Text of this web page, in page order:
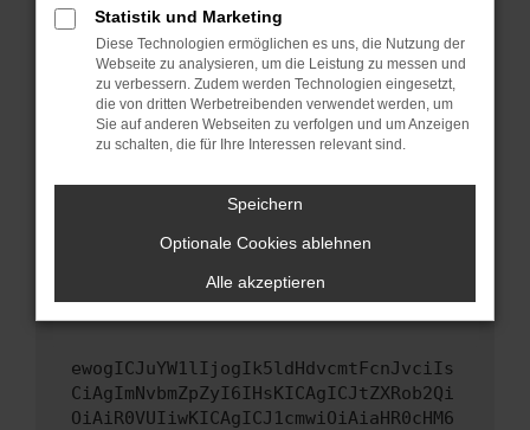
Betriebssystem auf dem neuesten Stand
sind.
Veraltete Software birgt nicht nur ein
Sicherheitsrisiko, sondern kann auch dazu
führen, dass bestimmte Funktionen nicht mehr
unterstützt werden.
Wende dich an den Webseitenbetreiber.
Wenn du alle oben genannten Schritte versucht
hast, kontaktiere uns bitte. Wir werden
versuchen, das Problem zu beheben. Du kannst
uns diesen Text schicken, um uns bei der
ewogICJuYW1lIjogIk5ldHdvcmtFcnJvciIs
CiAgImNvbmZpZyI6IHsKICAgICJtZXRob2Qi
OiAiR0VUIiwKICAgICJ1cmwiOiAiaHR0cHM6
Statistik und Marketing
Diese Technologien ermöglichen es uns, die Nutzung der
Webseite zu analysieren, um die Leistung zu messen und
zu verbessern. Zudem werden Technologien eingesetzt,
die von dritten Werbetreibenden verwendet werden, um
Sie auf anderen Webseiten zu verfolgen und um Anzeigen
zu schalten, die für Ihre Interessen relevant sind.
Speichern
Optionale Cookies ablehnen
Alle akzeptieren